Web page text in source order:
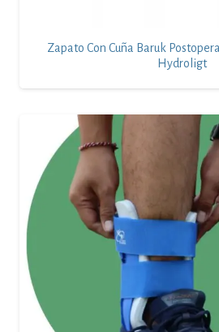
Zapato Con Cuña Baruk
Hydroligt